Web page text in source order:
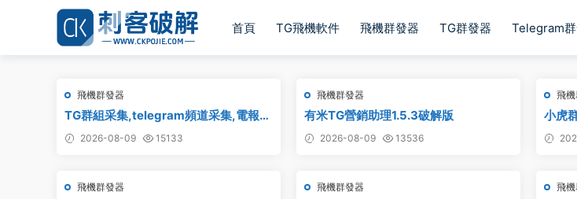
首頁 TG飛機軟件 飛機群發器 TG群發器 Telegram
飛機群發器
TG群組采集,telegram頻道采集,電報群
鏈接采集,飛機頻道鏈接采集,群組采集,
頻道采集,群鏈接采集,頻道鏈接采集,群
2026-08-09 15133
飛機群發器
有米TG營銷助理1.5.3破解版
2026-08-09 13536
飛
小虎
版_
飛機群發器 飛機群發器 飛